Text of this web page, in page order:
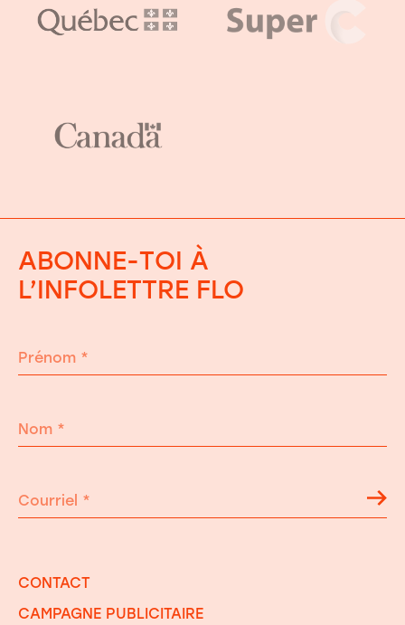
ABONNE-TOI À
L’INFOLETTRE FLO
Prénom *
Nom *
Courriel *
CONTACT
CAMPAGNE PUBLICITAIRE